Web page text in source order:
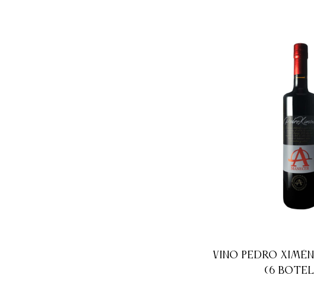
VINO PEDRO
(6